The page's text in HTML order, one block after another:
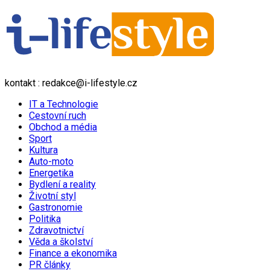
kontakt : redakce@i-lifestyle.cz
IT a Technologie
Cestovní ruch
Obchod a média
Sport
Kultura
Auto-moto
Energetika
Bydlení a reality
Životní styl
Gastronomie
Politika
Zdravotnictví
Věda a školství
Finance a ekonomika
PR články